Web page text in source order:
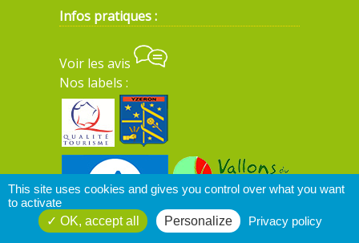
Infos pratiques :
Voir les avis
Nos labels :
This site uses cookies and gives you control over what you want
to activate
OK, accept all
Personalize Privacy policy